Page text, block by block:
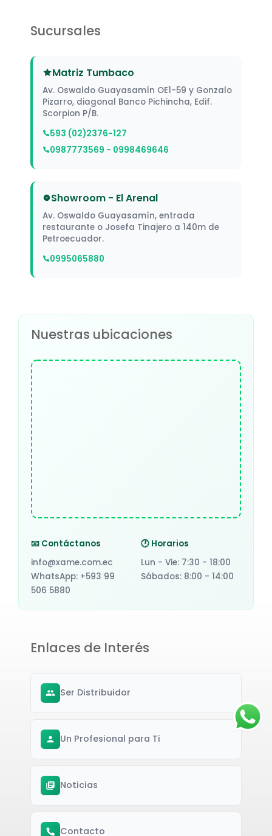
Sucursales
Matriz Tumbaco
Av. Oswaldo Guayasamín OE1-59 y Gonzalo
Pizarro, diagonal Banco Pichincha, Edif.
Scorpion P/B.
593 (02)2376-127
0987773569 - 0998469646
Showroom - El Arenal
Av. Oswaldo Guayasamín, entrada
restaurante o Josefa Tinajero a 140m de
Petroecuador.
0995065880
Nuestras ubicaciones
📧 Contáctanos
info@xame.com.ec
WhatsApp: +593 99
506 5880
🕐 Horarios
Lun - Vie: 7:30 - 18:00
Sábados: 8:00 - 14:00
Enlaces de Interés
Ser Distribuidor
Un Profesional para Ti
Noticias
Contacto